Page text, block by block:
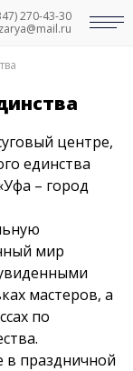
270-43-30
центре,
единства
– город
мир
мастеров, а
по
в праздничной